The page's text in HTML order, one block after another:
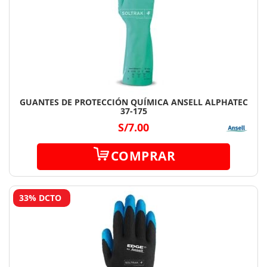
GUANTES DE PROTECCIÓN QUÍMICA ANSELL ALPHATEC
37-175
S/7.00
COMPRAR
33% DCTO